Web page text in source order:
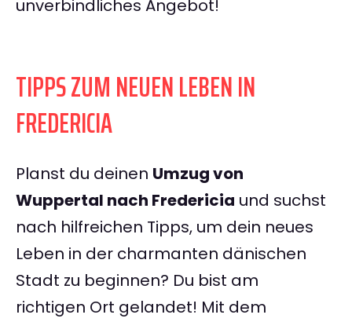
unverbindliches Angebot!
TIPPS ZUM NEUEN LEBEN IN
FREDERICIA
Planst du deinen Umzug von
Wuppertal nach Fredericia und suchst
nach hilfreichen Tipps, um dein neues
Leben in der charmanten dänischen
Stadt zu beginnen? Du bist am
richtigen Ort gelandet! Mit dem